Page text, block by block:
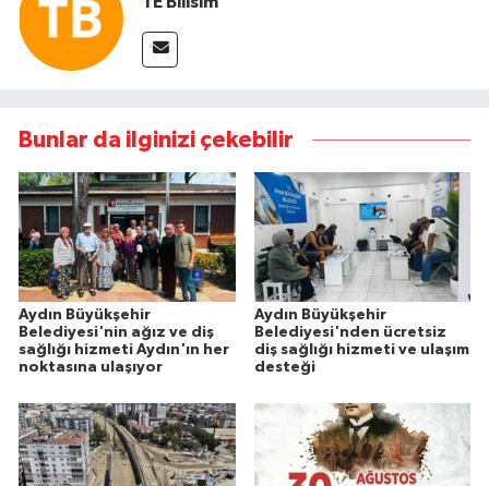
Bunlar da ilginizi çekebilir
Aydın Büyükşehir
Belediyesi'nin ağız ve diş
sağlığı hizmeti Aydın'ın her
noktasına ulaşıyor
Aydın Büyükşehir
Belediyesi'nden ücretsiz
diş sağlığı hizmeti ve ulaşım
desteği